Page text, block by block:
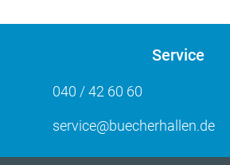
Service
040 / 42 60 60
service@buecherhallen.de